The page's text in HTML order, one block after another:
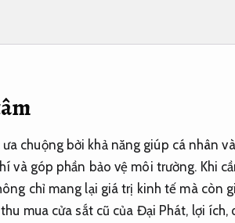
chuộng bởi khả năng giúp cá nhân
và góp phần bảo vệ môi trường. Khi
chỉ mang lại giá trị kinh tế mà còn
mua cửa sắt cũ của Đại Phát, lợi